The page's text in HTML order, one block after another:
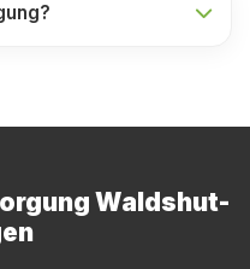
Waldshut-